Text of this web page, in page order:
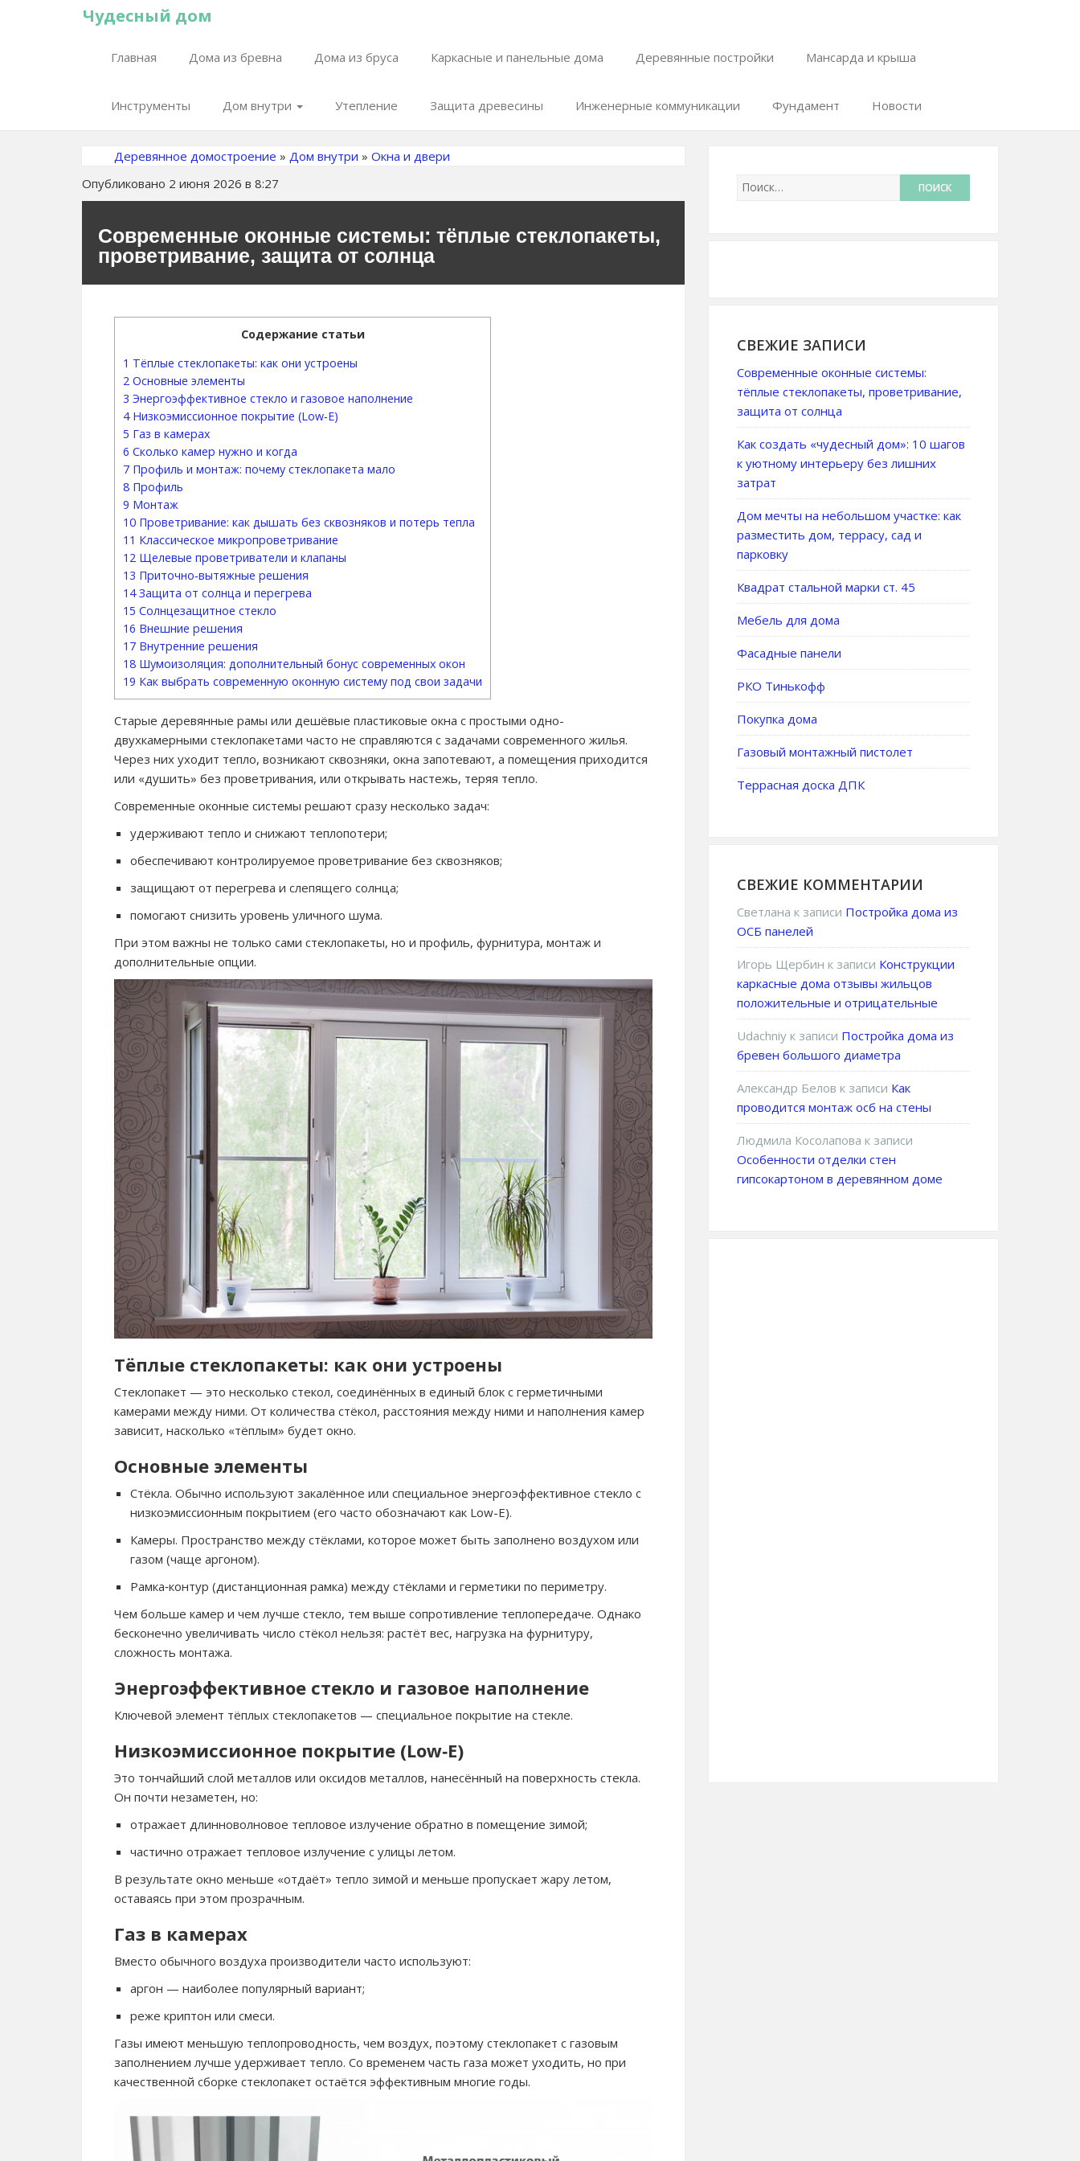
Чудесный дом
Главная Дома из бревна Дома из бруса Каркасные и панельные дома Деревянные постройки Мансарда и крыша
Инструменты Дом внутри Утепление Защита древесины Инженерные коммуникации Фундамент Новости
Деревянное домостроение » Дом внутри » Окна и двери
Опубликовано 2 июня 2026 в 8:27
Современные оконные системы: тёплые стеклопакеты,
проветривание, защита от солнца
Содержание статьи
1 Тёплые стеклопакеты: как они устроены
2 Основные элементы
3 Энергоэффективное стекло и газовое наполнение
4Низкоэмиссионное покрытие (Low‑E)
5 Газ в камерах
6 Сколько камер нужно и когда
7 Профиль и монтаж: почему стеклопакета мало
8 Профиль
9 Монтаж
10 Проветривание: как дышать без сквозняков и потерь тепла
11 Классическое микропроветривание
12 Щелевые проветриватели и клапаны
13 Приточно‑вытяжные решения
14Защита от солнца и перегрева
15 Солнцезащитное стекло
16 Внешние решения
17 Внутренние решения
18 Шумоизоляция: дополнительный бонус современных окон
19 Как выбрать современную оконную систему под свои задачи
Старые деревянные рамы или дешёвые пластиковые окна с простыми одно-
двухкамерными стеклопакетами часто не справляются с задачами современного жилья.
Через них уходит тепло, возникают сквозняки, окна запотевают, а помещения приходится
или «душить» без проветривания, или открывать настежь, теряя тепло.
Современные оконные системы решают сразу несколько задач:
удерживают тепло и снижают теплопотери;
обеспечивают контролируемое проветривание без сквозняков;
защищают от перегрева и слепящего солнца;
помогают снизить уровень уличного шума.
При этом важны не только сами стеклопакеты, но и профиль, фурнитура, монтаж и
дополнительные опции.
Тёплые стеклопакеты: как они устроены
Стеклопакет — это несколько стекол, соединённых в единый блок с герметичными
камерами между ними. От количества стёкол, расстояния между ними и наполнения камер
зависит, насколько «тёплым» будет окно.
Основные элементы
Стёкла. Обычно используют закалённое или специальное энергоэффективное стекло с
низкоэмиссионным покрытием (его часто обозначают как Low-E).
Камеры. Пространство между стёклами, которое может быть заполнено воздухом или
газом (чаще аргоном).
Рамка‑контур (дистанционная рамка) между стёклами и герметики по периметру.
Чем больше камер и чем лучше стекло, тем выше сопротивление теплопередаче. Однако
бесконечно увеличивать число стёкол нельзя: растёт вес, нагрузка на фурнитуру,
сложность монтажа.
Энергоэффективное стекло и газовое наполнение
Ключевой элемент тёплых стеклопакетов — специальное покрытие на стекле.
Низкоэмиссионное покрытие (Low‑E)
Это тончайший слой металлов или оксидов металлов, нанесённый на поверхность стекла.
Он почти незаметен, но:
отражает длинноволновое тепловое излучение обратно в помещение зимой;
частично отражает тепловое излучение с улицы летом.
В результате окно меньше «отдаёт» тепло зимой и меньше пропускает жару летом,
оставаясь при этом прозрачным.
Газ в камерах
Вместо обычного воздуха производители часто используют:
аргон — наиболее популярный вариант;
реже криптон или смеси.
Газы имеют меньшую теплопроводность, чем воздух, поэтому стеклопакет с газовым
заполнением лучше удерживает тепло. Со временем часть газа может уходить, но при
качественной сборке стеклопакет остаётся эффективным многие годы.
СВЕЖИЕ ЗАПИСИ
Современные оконные системы:
тёплые стеклопакеты, проветривание,
защита от солнца
Как создать «чудесный дом»: 10 шагов
к уютному интерьеру без лишних
затрат
Дом мечты на небольшом участке: как
разместить дом, террасу, сад и
парковку
Квадрат стальной марки ст. 45
Мебель для дома
Фасадные панели
РКО Тинькофф
Покупка дома
Газовый монтажный пистолет
Террасная доска ДПК
СВЕЖИЕ КОММЕНТАРИИ
Светлана к записи Постройка дома из
ОСБ панелей
Игорь Щербин к записи Конструкции
каркасные дома отзывы жильцов
положительные и отрицательные
Udachniy к записи Постройка дома из
бревен большого диаметра
Александр Белов к записи Как
проводится монтаж осб на стены
Людмила Косолапова к записи
Особенности отделки стен
гипсокартоном в деревянном доме